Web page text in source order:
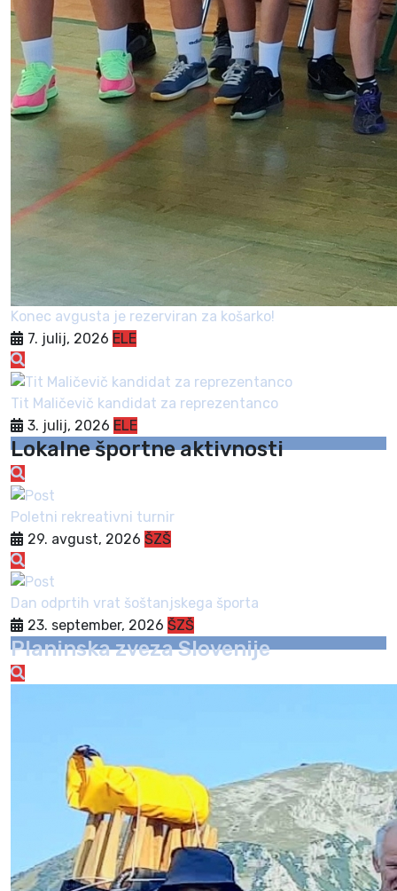
Konec avgusta je rezerviran za košarko!
7. julij, 2026 ELE
Tit Maličevič kandidat za reprezentanco
3. julij, 2026 ELE
Lokalne športne aktivnosti
Poletni rekreativni turnir
29. avgust, 2026 ŠZŠ
Dan odprtih vrat šoštanjskega športa
23. september, 2026 ŠZŠ
Planinska zveza Slovenije